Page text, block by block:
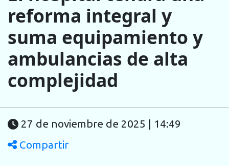
reforma integral y
suma equipamiento y
ambulancias de alta
complejidad
27 de noviembre de 2025 | 14:49
Compartir